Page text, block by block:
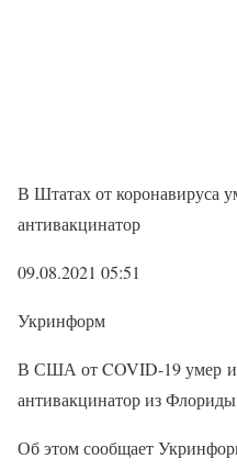
В Штатах от коронавируса
антивакцинатор
09.08.2021 05:51
Укринформ
В США от COVID-19 умер
антивакцинатор из
Об этом сообщает